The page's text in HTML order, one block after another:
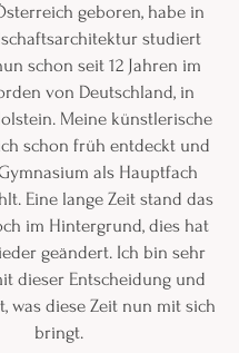
geboren, habe in
studiert
schon seit 12 Jahren im
von Deutschland, in
Meine künstlerische
schon früh entdeckt und
als Hauptfach
Eine lange Zeit stand das
im Hintergrund, dies hat
geändert. Ich bin sehr
dieser Entscheidung und
was diese Zeit nun mit sich
bringt.